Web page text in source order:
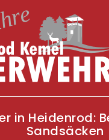
in Heidenrod:
Sandsäcken